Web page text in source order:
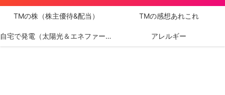
TMの株（株主優待&配当） TMの感想あれこれ
自宅で発電（太陽光＆エネファーム） アレルギー